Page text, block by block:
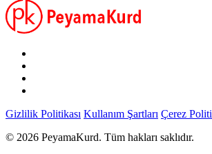
Gizlilik Politikası Kullanım Şartları Çerez
© 2026 PeyamaKurd. Tüm hakları saklıdır.